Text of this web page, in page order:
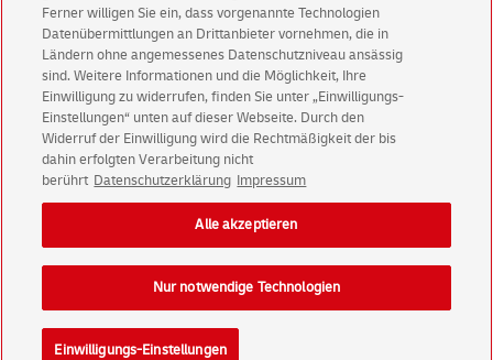
Zur Newsletter-Anmeldung
© Sat Aug 08 11:38:50 CEST 2026 Deutsche Post AG
Impressum
Datenschutz
Einwilligungs-Einstellungen
Rechtliche Hinweise
Barrierefreiheit
Ferner willigen Sie ein, dass vorgenannte Technologien
Datenübermittlungen an Drittanbieter vornehmen, die in
Ländern ohne angemessenes Datenschutzniveau ansässig
sind. Weitere Informationen und die Möglichkeit, Ihre
Einwilligung zu widerrufen, finden Sie unter „Einwilligungs-
Einstellungen“ unten auf dieser Webseite. Durch den
Widerruf der Einwilligung wird die Rechtmäßigkeit der bis
dahin erfolgten Verarbeitung nicht
berührt Datenschutzerklärung Impressum
Einwilligungs-Einstellungen
Nur notwendige Technologien
Alle akzeptieren